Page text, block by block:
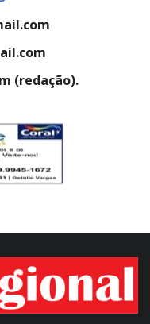
(redação).